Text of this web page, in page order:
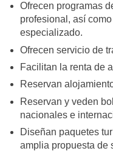
Ofrecen programas
profesional, así
especializado.
Ofrecen servicio de
Facilitan la renta de
Reservan
Reservan y veden
nacionales e
Diseñan paquetes
amplia propuesta de